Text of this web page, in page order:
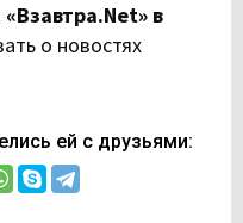
в
о новостях
ей с друзьями: